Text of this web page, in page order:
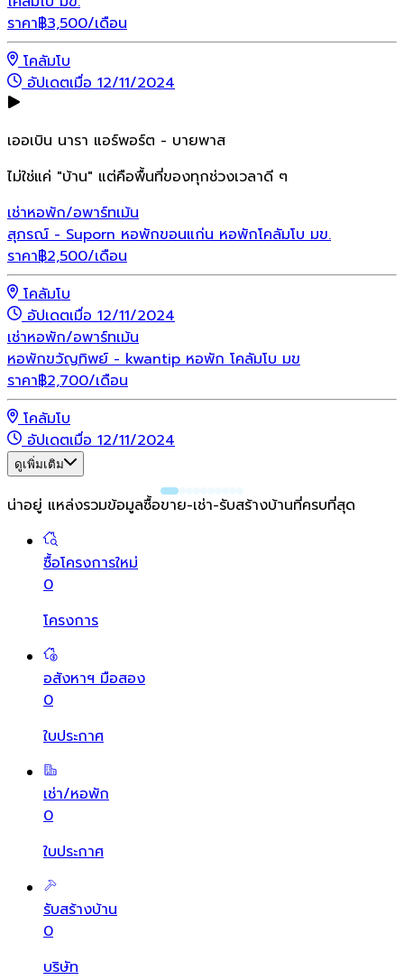
ราคา฿3,500/เดือน
โคลัมโบ
อัปเดตเมื่อ 12/11/2024
เออเบิน นารา แอร์พอร์ต - บายพาส
ไม่ใช่แค่ "บ้าน" แต่คือพื้นที่ของทุกช่วงเวลาดี ๆ
เช่าหอพัก/อพาร์ทเม้น
สุภรณ์ - Suporn หอพักขอนแก่น หอพักโคลัมโบ มข.
ราคา฿2,500/เดือน
โคลัมโบ
อัปเดตเมื่อ 12/11/2024
เช่าหอพัก/อพาร์ทเม้น
หอพักขวัญทิพย์ - kwantip หอพัก โคลัมโบ มข
ราคา฿2,700/เดือน
โคลัมโบ
อัปเดตเมื่อ 12/11/2024
ดูเพิ่มเติม
น่าอยู่ แหล่งรวมข้อมูลซื้อขาย-เช่า-รับสร้างบ้านที่ครบที่สุด
ซื้อโครงการใหม่
0
โครงการ
อสังหาฯ มือสอง
0
ใบประกาศ
เช่า/หอพัก
0
ใบประกาศ
รับสร้างบ้าน
0
บริษัท